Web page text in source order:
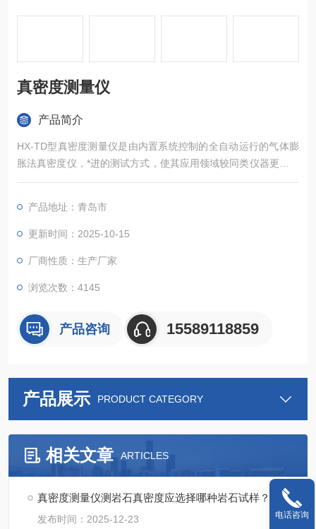
真密度测量仪
产品简介
HX-TD型真密度测量仪是由内置系统控制的全自动运行的气体膨
胀法真密度仪，*进的测试方式，使其应用领域较同类仪器更广，
能准确测定粉体、块状固体、浆状物质、泡沫等多种材料的真密
构、企业的材料分析检测实验室，为食品安全、新能源、新材
料、环保 、矿产等行业的材料检测提供重要的科学依据。
产品地址：青岛市
更新时间：2025-10-15
厂商性质：生产厂家
浏览次数：4145
产品咨询 15589118859
产品展示 PRODUCT CATEGORY
相关文章 ARTICLES
真密度测量仪测岩石真密度应选择哪种岩石试样？
发布时间：2025-12-23 电话咨询